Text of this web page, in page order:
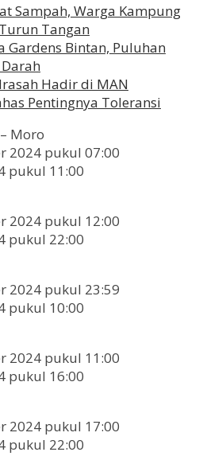
Sampah, Warga Kampung
Tangan
Gardens Bintan, Puluhan
Hadir di MAN
Pentingnya Toleransi
Moro
2024 pukul 07:00
pukul 11:00
2024 pukul 12:00
pukul 22:00
2024 pukul 23:59
pukul 10:00
2024 pukul 11:00
pukul 16:00
2024 pukul 17:00
pukul 22:00